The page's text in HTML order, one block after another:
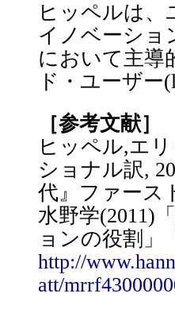
ヒッペルは、
イノベーショ
において主導
ド・ユーザー
［参考文献］
ヒッペル,エ
ショナル訳,
代』ファース
水野学(2011)
ョンの役割」
http://
att/